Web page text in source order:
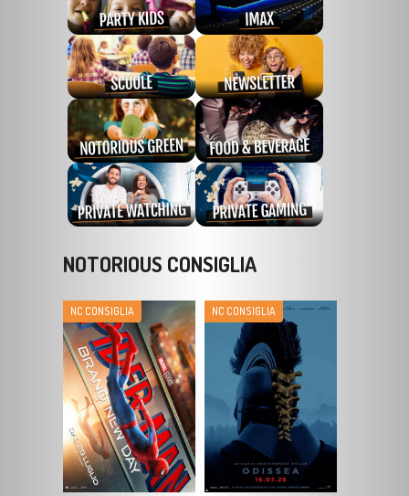
NOTORIOUS CONSIGLIA
SPIDER-MAN: BRAND
NEW DAY
NC CONSIGLIA
ODISSEA [2026]
NC CONSIGLIA